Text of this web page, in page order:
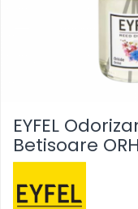
Masca & Gel de par
Servetele Umede &
EYFEL
Betisoare